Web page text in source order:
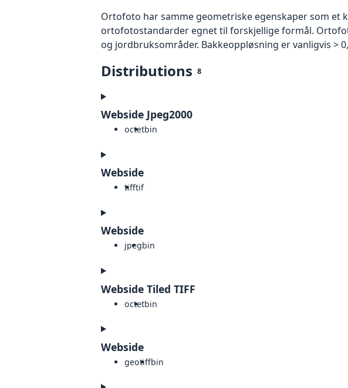
Ortofoto har samme geometriske egenskaper som
ortofotostandarder egnet til forskjellige formål.
og jordbruksområder. Bakkeoppløsning er vanligvis >
Distributions 8
Webside Jpeg2000
octetbin
Webside
tifftif
Webside
jpegbin
Webside Tiled TIFF
octetbin
Webside
geotiffbin